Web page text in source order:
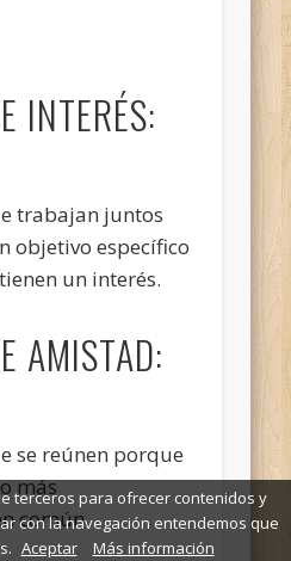
INTERÉS:
trabajan juntos
objetivo específico
un interés.
AMISTAD:
se reúnen porque
más
común.
terceros para ofrecer contenidos y
con la navegación entendemos que
Aceptar Más información